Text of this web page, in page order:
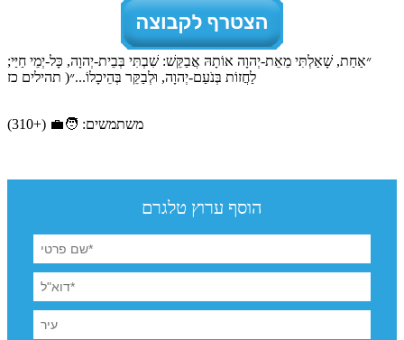
״אַחַת, שָׁאַלְתִּי מֵאֵת-יְהוָה אוֹתָהּ אֲבַקֵּשׁ: שִׁבְתִּי בְּבֵית-יְהוָה, כָּל-יְמֵי חַיַּי;
לַחֲזוֹת בְּנֹעַם-יְהוָה, וּלְבַקֵּר בְּהֵיכָלוֹ...״( תהילים כז
משתמשים: 🧑‍💼 (+310)
הוסף ערוץ טלגרם